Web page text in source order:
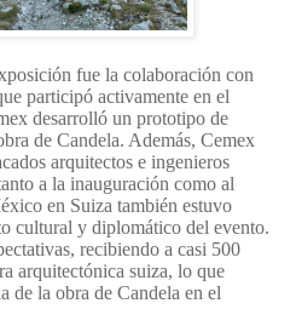
fue la colaboración con
participó activamente en el
desarrolló un prototipo de
de Candela. Además, Cemex
arquitectos e ingenieros
a la inauguración como al
en Suiza también estuvo
cultural y diplomático del evento.
recibiendo a casi 500
arquitectónica suiza, lo que
de la obra de Candela en el